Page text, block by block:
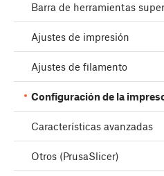
Barra de herramientas
Ajustes de impresión
Ajustes de filamento
Configuración de la
Características avanzadas
Otros (PrusaSlicer)